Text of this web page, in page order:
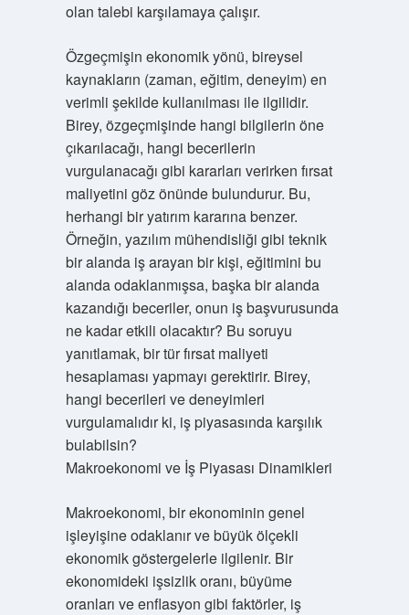
olan talebi karşılamaya çalışır.
Özgeçmişin ekonomik yönü, bireysel
kaynakların (zaman, eğitim, deneyim) en
verimli şekilde kullanılması ile ilgilidir.
Birey, özgeçmişinde hangi bilgilerin öne
çıkarılacağı, hangi becerilerin
vurgulanacağı gibi kararları verirken fırsat
maliyetini göz önünde bulundurur. Bu,
herhangi bir yatırım kararına benzer.
Örneğin, yazılım mühendisliği gibi teknik
bir alanda iş arayan bir kişi, eğitimini bu
alanda odaklanmışsa, başka bir alanda
kazandığı beceriler, onun iş başvurusunda
ne kadar etkili olacaktır? Bu soruyu
yanıtlamak, bir tür fırsat maliyeti
hesaplaması yapmayı gerektirir. Birey,
hangi becerileri ve deneyimleri
vurgulamalıdır ki, iş piyasasında karşılık
bulabilsin?
Makroekonomi ve İş Piyasası Dinamikleri
Makroekonomi, bir ekonominin genel
işleyişine odaklanır ve büyük ölçekli
ekonomik göstergelerle ilgilenir. Bir
ekonomideki işsizlik oranı, büyüme
oranları ve enflasyon gibi faktörler, iş